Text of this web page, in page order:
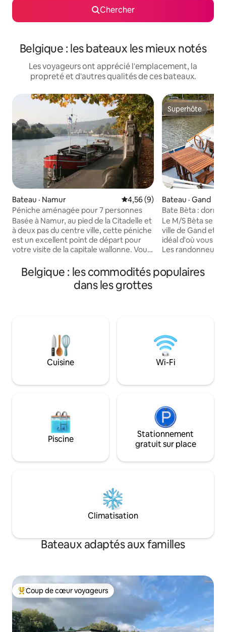
Chercher
Belgique : les bateaux les mieux notés
Les voyageurs ont apprécié l'emplacement, la
propreté et d'autres qualités de ces bateaux.
Bateau · Namur Note moyenne de 4,56 sur 5,
4,56 (9)
Péniche aménagée pour 7 personnes
Basée à Namur, au pied de la Citadelle et
à deux pas du centre ville, cette péniche
est un excellent point de départ pour
votre visite de la capitale wallonne. Vous
bon temps au bord de l'eau sur sa jolie
terrasse sur le toit. Cette location
comprend le bateau à quai. La péniche
propriétaire (voir aussi les Conseils du
Propriétaire). Le bateau à le même
niveau de commodité qu’un bâtiment
confortablement équipé d’un système
chaude et de sanitaires. Il est conçu pour
en navigation avec 10 personnes à bord.
Le propriétaire vit à bord mais dans une
unité séparée avec son entrée
indépendante et veille à l'entretien et au
plaisir de vous accueillir prochainement à
Superhôte
Superhôte
Bateau · Gand
Bate Bèta :
vintage ! (+ vélos)
Le M/S Bèta se
ville de Gand et
idéal d'où vous
Les randonneurs
chose à leur
stationner votre
amusantes dont
longtemps après
Belgique : les commodités populaires
dans les grottes
Cuisine Wi-Fi
Piscine
Stationnement
gratuit sur place
Climatisation
Bateaux adaptés aux familles
Coup de cœur voyageurs parmi les plus aimés
Coup de cœur voyageurs